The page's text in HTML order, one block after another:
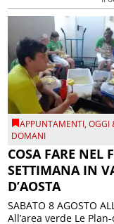
APPUNTAMENTI,OGGI
DOMANI
COSA FARE NEL
SETTIMANA IN
D’AOSTA
SABATO 8 AGOSTO
All’area verde Le